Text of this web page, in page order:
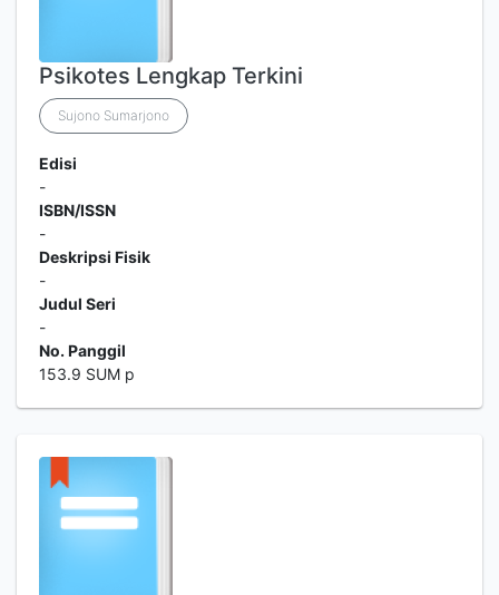
Psikotes Lengkap Terkini
Sujono Sumarjono
Edisi
-
ISBN/ISSN
-
Deskripsi Fisik
-
Judul Seri
-
No. Panggil
153.9 SUM p